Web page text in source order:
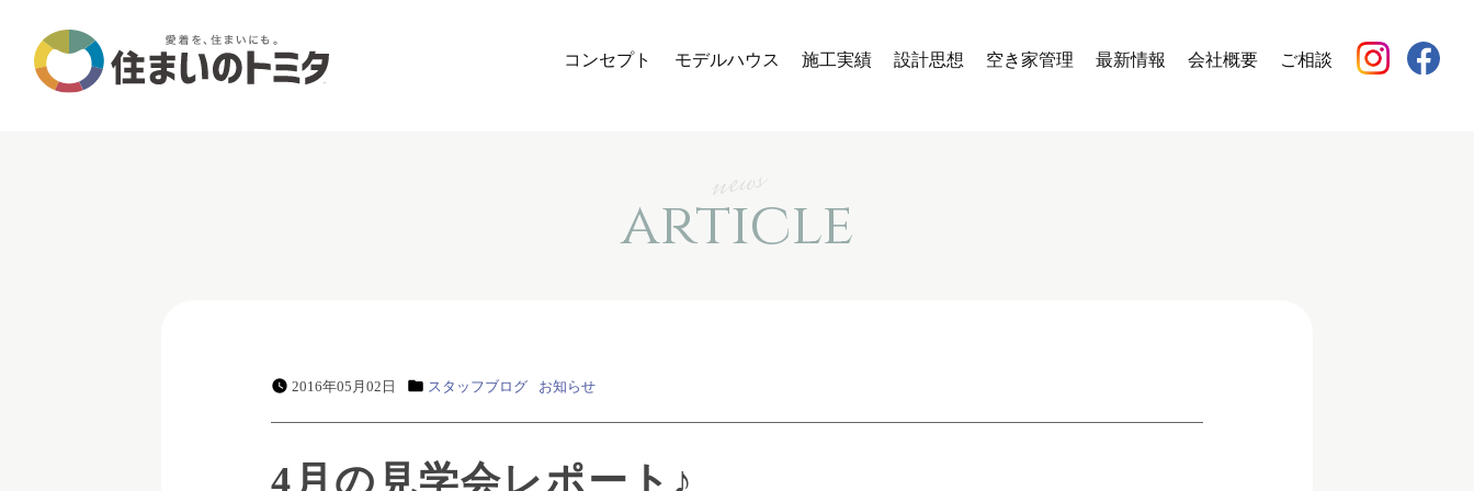
コンセプト モデルハウス 施工実績 設計思想 空き家管理 最新情報 会社概要 ご相談
article
2016年05月02日 スタッフブログ お知らせ
4月の見学会レポート♪